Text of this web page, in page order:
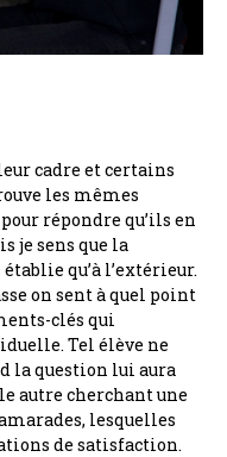
cadre et certains
les mêmes
répondre qu’ils en
je sens que la
qu’à l’extérieur.
on sent à quel point
clés qui
Tel élève ne
la question lui aura
autre cherchant une
lesquelles
de satisfaction.